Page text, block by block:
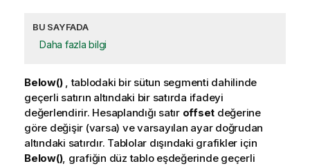
BU SAYFADA
Daha fazla bilgi
Below(), tablodaki bir sütun segmenti dahilinde
geçerli satırın altındaki bir satırda ifadeyi
değerlendirir. Hesaplandığı satır offset değerine
göre değişir (varsa) ve varsayılan ayar doğrudan
altındaki satırdır. Tablolar dışındaki grafikler için
Below(), grafiğin düz tablo eşdeğerinde geçerli